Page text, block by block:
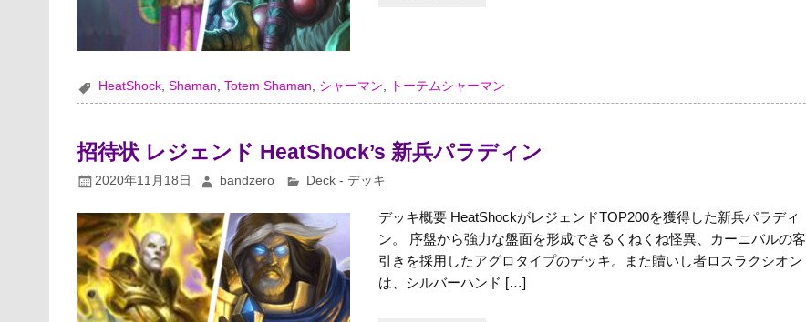
HeatShock,Shaman,Totem Shaman, シャーマン, トーテムシャーマン
招待状 レジェンド HeatShock’s 新兵パラディン
2020年11月18日 bandzero Deck - デッキ
デッキ概要 HeatShockがレジェンドTOP200を獲得した新兵パラディ
ン。 序盤から強力な盤面を形成できるくねくね怪異、カーニバルの客
引きを採用したアグロタイプのデッキ。また贖いし者ロスラクシオン
は、シルバーハンド […]